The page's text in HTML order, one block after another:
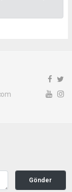
Gönder